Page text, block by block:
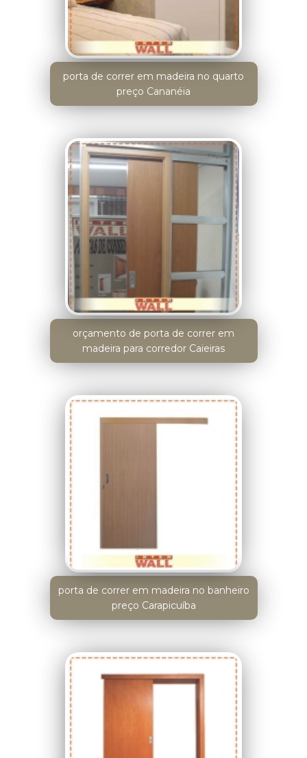
porta de correr em madeira no quarto
preço Cananéia
orçamento de porta de correr em
madeira para corredor Caieiras
porta de correr em madeira no banheiro
preço Carapicuíba